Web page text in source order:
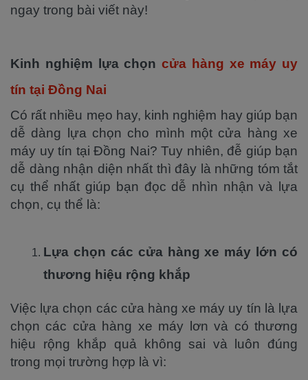
ngay trong bài viết này!
Kinh nghiệm lựa chọn cửa hàng xe máy uy
tín tại Đồng Nai
Có rất nhiều mẹo hay, kinh nghiệm hay giúp bạn
dễ dàng lựa chọn cho mình một cửa hàng xe
máy uy tín tại Đồng Nai? Tuy nhiên, đễ giúp bạn
dễ dàng nhận diện nhất thì đây là những tóm tắt
cụ thể nhất giúp bạn đọc dễ nhìn nhận và lựa
chọn, cụ thể là:
Lựa chọn các cửa hàng xe máy lớn có
thương hiệu rộng khắp
Việc lựa chọn các cửa hàng xe máy uy tín là lựa
chọn các cửa hàng xe máy lơn và có thương
hiệu rộng khắp quả không sai và luôn đúng
trong mọi trường hợp là vì: